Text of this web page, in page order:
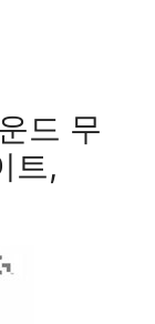
드 무
트,